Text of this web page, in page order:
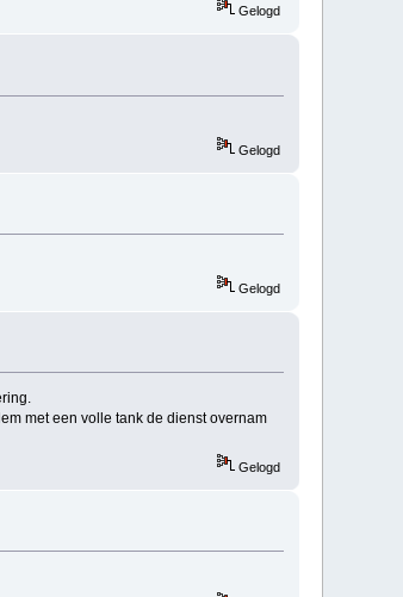
Gelogd
Gelogd
Gelogd
met een volle tank de dienst overnam
Gelogd